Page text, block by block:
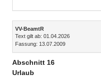
Inhalt
VV-BeamtR
Text gilt ab: 01.04.2026
Fassung: 13.07.2009
Abschnitt 16
Urlaub